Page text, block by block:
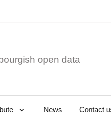
open data
News Contact